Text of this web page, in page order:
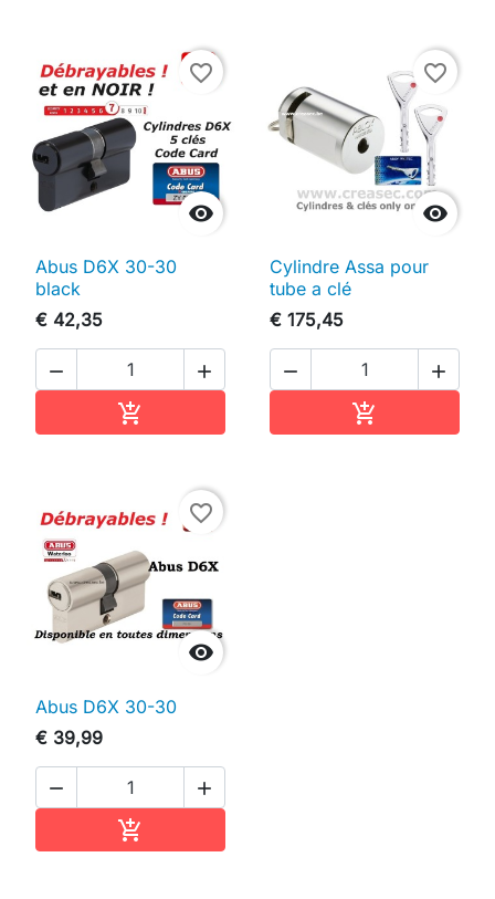

favorite_border
Abus D6X 30-30
black
€ 42,35
 


favorite_border
Cylindre Assa pour
tube a clé
€ 175,45
 


favorite_border
Abus D6X 30-30
€ 39,99
 
